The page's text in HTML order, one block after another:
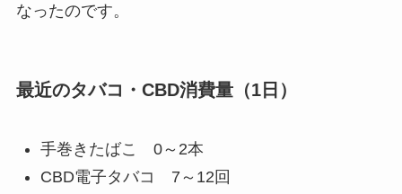
なったのです。
最近のタバコ・CBD消費量（1日）
手巻きたばこ 0～2本
CBD電子タバコ 7～12回